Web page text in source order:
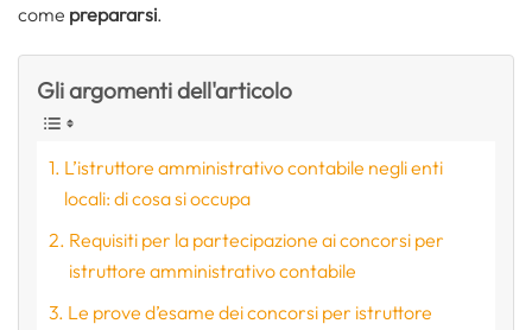
come prepararsi.
Gli argomenti dell'articolo
L’istruttore amministrativo contabile negli enti
locali: di cosa si occupa
Requisiti per la partecipazione ai concorsi per
istruttore amministrativo contabile
Le prove d’esame dei concorsi per istruttore